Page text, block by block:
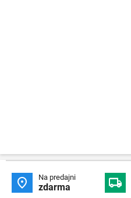
 Na predajni
zdarma 